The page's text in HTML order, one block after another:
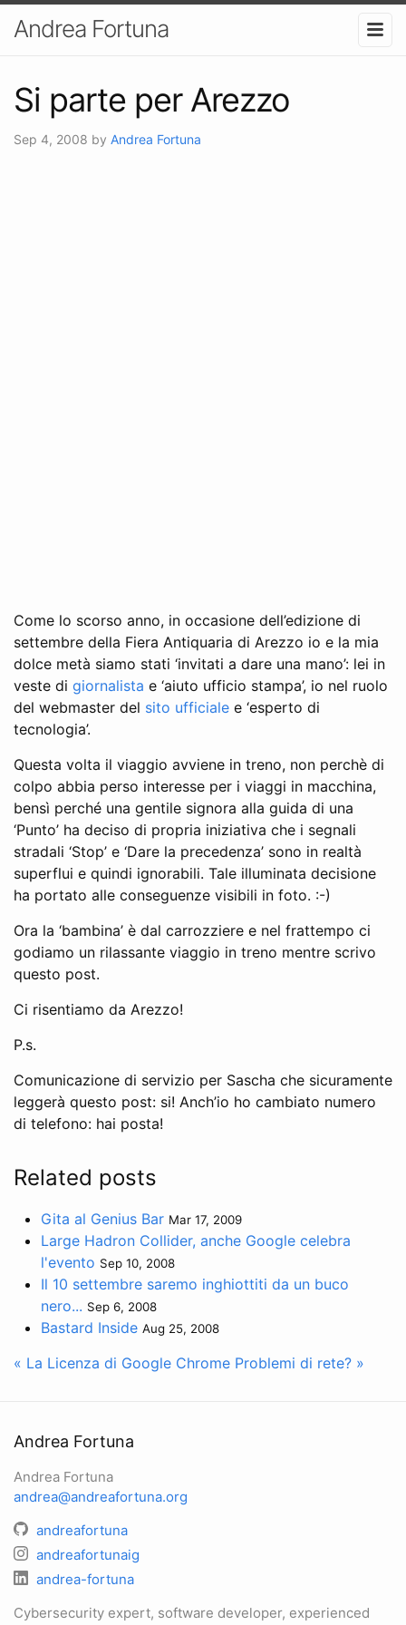
Andrea Fortuna
Si parte per Arezzo
Sep 4, 2008 by Andrea Fortuna
Come lo scorso anno, in occasione dell’edizione di
settembre della Fiera Antiquaria di Arezzo io e la mia
dolce metà siamo stati ‘invitati a dare una mano’: lei in
veste di giornalista e ‘aiuto ufficio stampa’, io nel ruolo
del webmaster del sito ufficiale e ‘esperto di
tecnologia’.
Questa volta il viaggio avviene in treno, non perchè di
colpo abbia perso interesse per i viaggi in macchina,
bensì perché una gentile signora alla guida di una
‘Punto’ ha deciso di propria iniziativa che i segnali
stradali ‘Stop’ e ‘Dare la precedenza’ sono in realtà
superflui e quindi ignorabili. Tale illuminata decisione
ha portato alle conseguenze visibili in foto. :-)
Ora la ‘bambina’ è dal carrozziere e nel frattempo ci
godiamo un rilassante viaggio in treno mentre scrivo
questo post.
Ci risentiamo da Arezzo!
P.s.
Comunicazione di servizio per Sascha che sicuramente
leggerà questo post: si! Anch’io ho cambiato numero
di telefono: hai posta!
Related posts
Gita al Genius Bar Mar 17, 2009
Large Hadron Collider, anche Google celebra
l'evento Sep 10, 2008
Il 10 settembre saremo inghiottiti da un buco
nero... Sep 6, 2008
Bastard Inside Aug 25, 2008
« La Licenza di Google Chrome Problemi di rete? »
Andrea Fortuna
Andrea Fortuna
andrea@andreafortuna.org
andreafortuna
andreafortunaig
andrea-fortuna
Cybersecurity expert, software developer, experienced